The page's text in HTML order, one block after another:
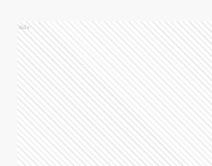
Ads